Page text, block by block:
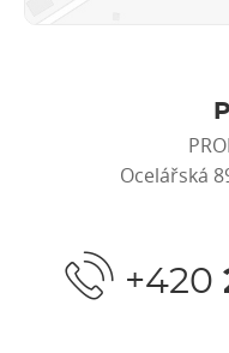
Ocelářská
+420